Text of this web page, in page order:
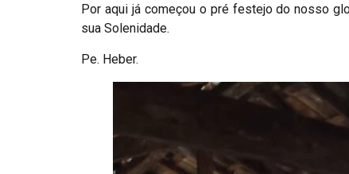
Por aqui já começou o pré festejo do nosso
sua Solenidade.
Pe. Heber.